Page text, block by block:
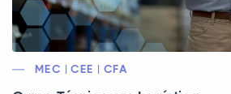
MEC | CEE | CFA